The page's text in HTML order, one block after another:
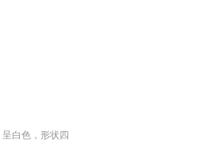
白色，形状四